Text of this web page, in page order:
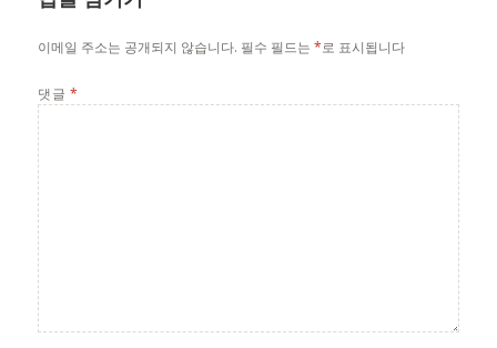
이메일 주소는 공개되지 않습니다. 필수 필드는*로 표시됩니다
댓글 *